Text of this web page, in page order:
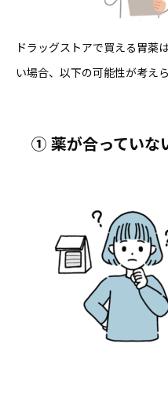
ドラッグストアで買える胃薬
い場合、以下の可能性が考えら
① 薬が合っていな